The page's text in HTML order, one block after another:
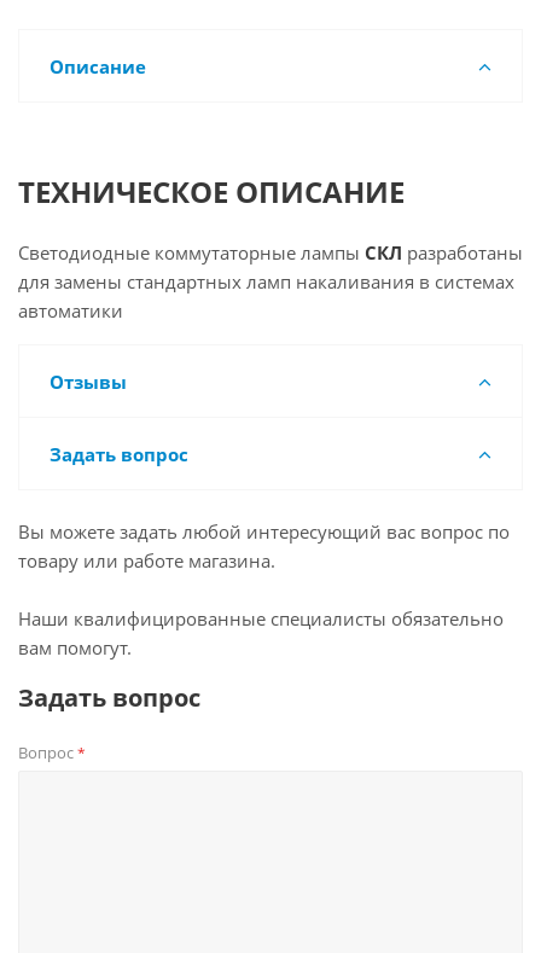
Описание
ТЕХНИЧЕСКОЕ ОПИСАНИЕ
Светодиодные коммутаторные лампы СКЛ разработаны
для замены стандартных ламп накаливания в системах
автоматики
Отзывы
Задать вопрос
Вы можете задать любой интересующий вас вопрос по
товару или работе магазина.
Наши квалифицированные специалисты обязательно
вам помогут.
Задать вопрос
Вопрос*